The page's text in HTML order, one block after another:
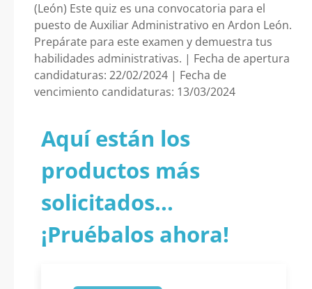
(León) Este quiz es una convocatoria para el
puesto de Auxiliar Administrativo en Ardon León.
Prepárate para este examen y demuestra tus
habilidades administrativas. | Fecha de apertura
candidaturas: 22/02/2024 | Fecha de
vencimiento candidaturas: 13/03/2024
Aquí están los
productos más
solicitados...
¡Pruébalos ahora!